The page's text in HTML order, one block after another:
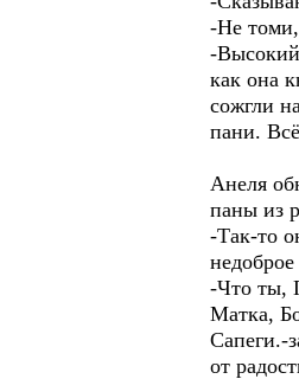
-Не
-Высокий
как она
сожгли
пани.
Анеля
паны из
-Так-то
-Что ты,
Матка,
Сапеги.-
от